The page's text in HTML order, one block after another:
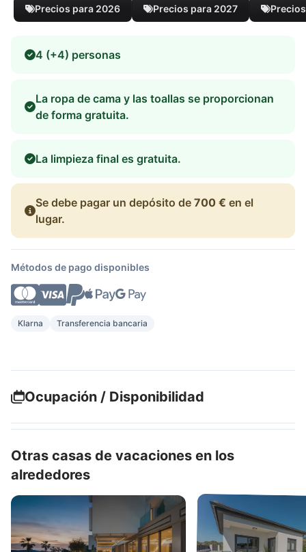
Precios para 2026 Precios para 2027
4 (+4) personas
La ropa de cama y las toallas se proporcionan
de forma gratuita.
La limpieza final es gratuita.
Se debe pagar un depósito de 700 € en el
lugar.
Métodos de pago disponibles
Klarna Transferencia bancaria
Ocupación / Disponibilidad
Otras casas de vacaciones en los
alrededores